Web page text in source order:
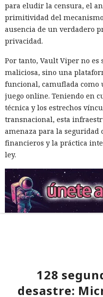
para eludir la censura, el
primitividad del
ausencia de un verdadero
privacidad.
Por tanto, Vault Viper no
maliciosa, sino una
funcional, camuflada como
juego online. Teniendo en
técnica y los estrechos
transnacional, esta
amenaza para la seguridad
financieros y la práctica
ley.
128
desastre: